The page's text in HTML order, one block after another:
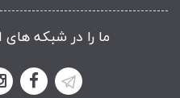
ما را در شبکه های